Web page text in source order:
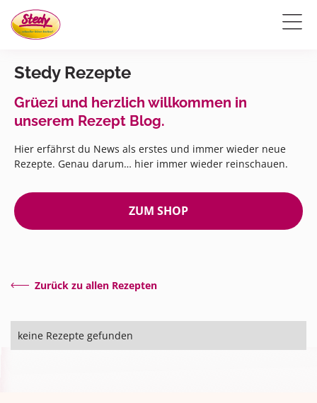
Stedy Rezepte
Grüezi und herzlich willkommen in
unserem Rezept Blog.
Hier erfährst du News als erstes und immer wieder neue
Rezepte. Genau darum… hier immer wieder reinschauen.
ZUM SHOP
Zurück zu allen Rezepten
keine Rezepte gefunden